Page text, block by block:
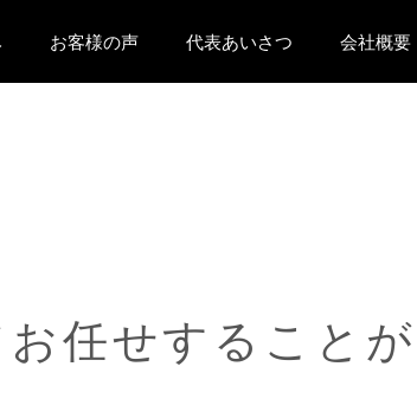
お客様の声 代表あいさつ 会社概要
お任せす る こ と が